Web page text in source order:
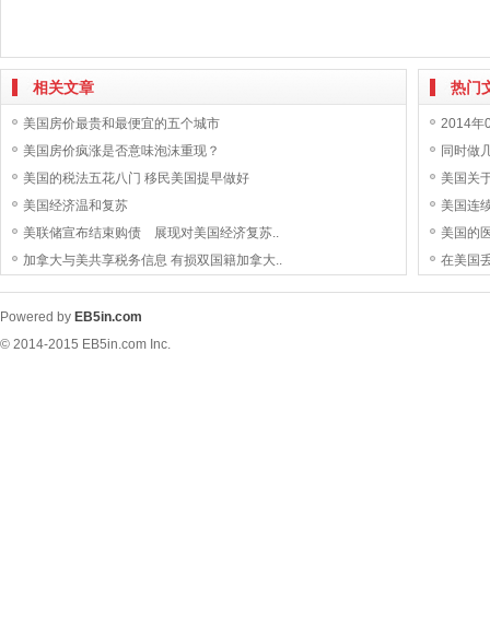
相关文章
美国房价最贵和最便宜的五个城市
美国房价疯涨是否意味泡沫重现？
美国的税法五花八门 移民美国提早做好
美国经济温和复苏
美联储宣布结束购债 展现对美国经济复苏..
加拿大与美共享税务信息 有损双国籍加拿大..
热门
2014年
同时做
美国关
美国连
美国的
在美国
Powered by EB5in.com
© 2014-2015 EB5in.com Inc.